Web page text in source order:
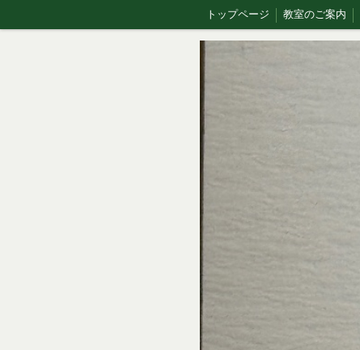
トップページ 教室のご案内